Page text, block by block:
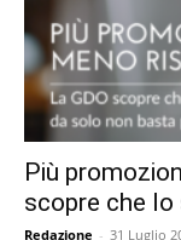
Più
scopre che
Redazione - 31 Luglio